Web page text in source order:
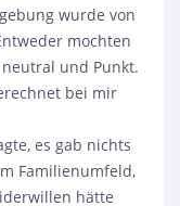
wurde von
mochten
und Punkt.
bei mir
es gab nichts
Familienumfeld,
hätte